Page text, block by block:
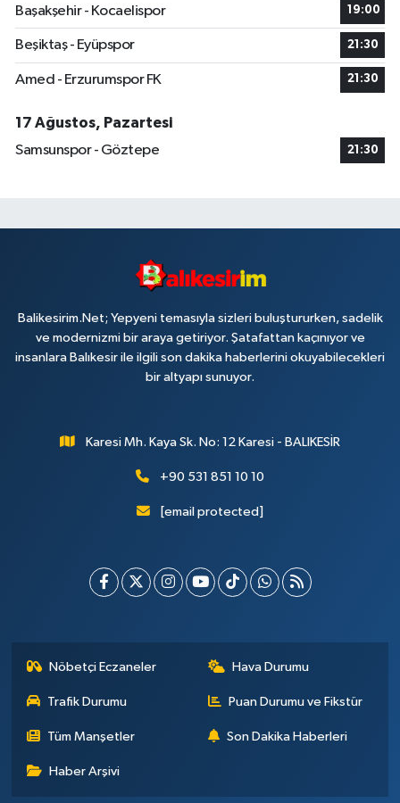
Başakşehir - Kocaelispor
19:00
Beşiktaş - Eyüpspor 21:30
Amed - Erzurumspor FK 21:30
17 Ağustos, Pazartesi
Samsunspor - Göztepe
21:30
Balikesirim.Net; Yepyeni temasıyla sizleri buluştururken, sadelik
ve modernizmi bir araya getiriyor. Şatafattan kaçınıyor ve
insanlara Balıkesir ile ilgili son dakika haberlerini okuyabilecekleri
bir altyapı sunuyor.
Karesi Mh. Kaya Sk. No: 12 Karesi - BALIKESİR
+90 531 851 10 10
[email protected]
Nöbetçi Eczaneler Hava Durumu
Trafik Durumu Puan Durumu ve Fikstür
Tüm Manşetler Son Dakika Haberleri
Haber Arşivi